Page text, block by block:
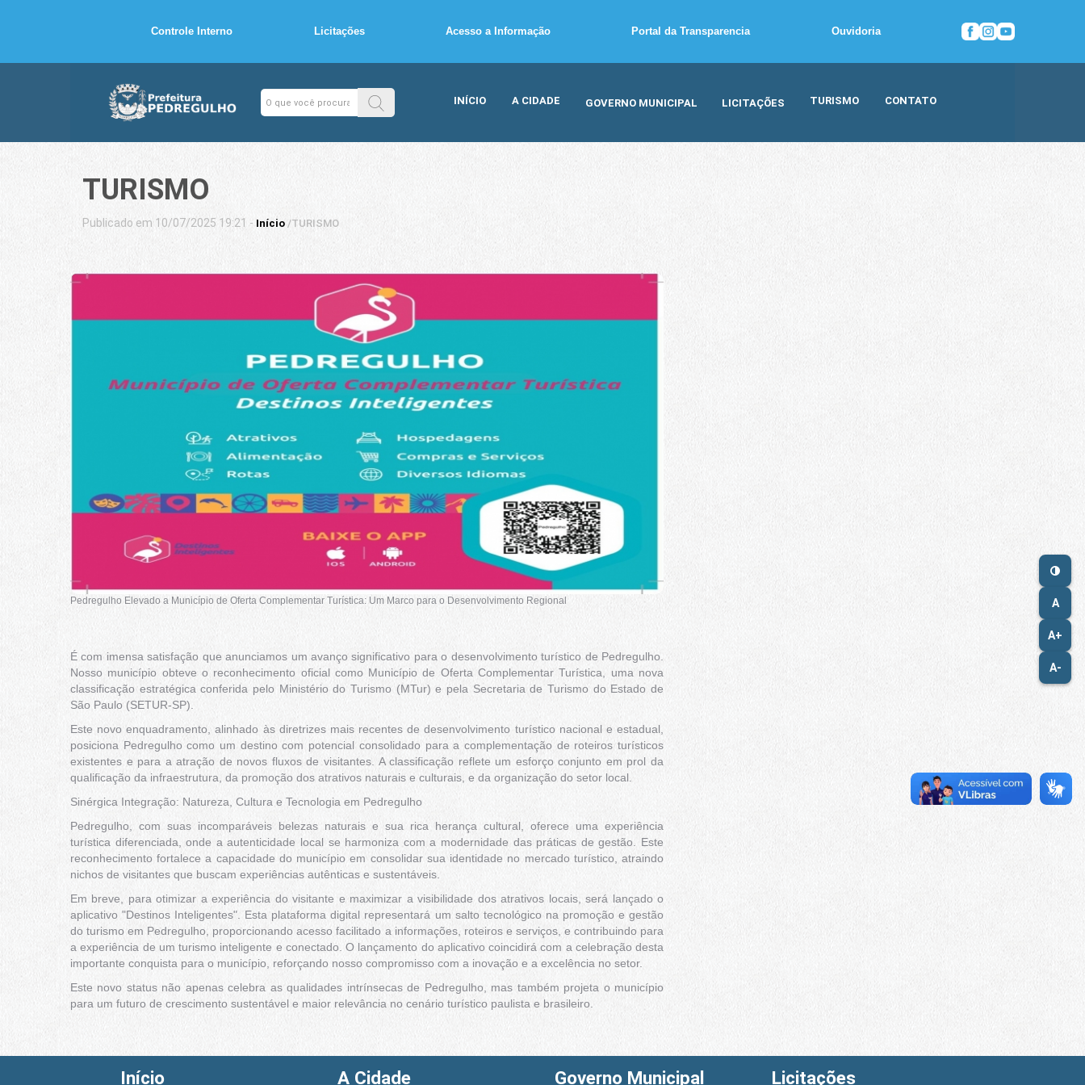
Controle Interno Licitações Acesso a Informação Portal da Transparencia Ouvidoria
INÍCIO A CIDADE GOVERNO MUNICIPAL LICITAÇÕES TURISMO CONTATO
A
A+
A-
TURISMO
Publicado em 10/07/2025 19:21 - Início /TURISMO
Pedregulho Elevado a Município de Oferta Complementar Turística: Um Marco para o Desenvolvimento Regional
É com imensa satisfação que anunciamos um avanço significativo para o desenvolvimento turístico de Pedregulho.
Nosso município obteve o reconhecimento oficial como Município de Oferta Complementar Turística, uma nova
classificação estratégica conferida pelo Ministério do Turismo (MTur) e pela Secretaria de Turismo do Estado de
São Paulo (SETUR-SP).
Este novo enquadramento, alinhado às diretrizes mais recentes de desenvolvimento turístico nacional e estadual,
posiciona Pedregulho como um destino com potencial consolidado para a complementação de roteiros turísticos
existentes e para a atração de novos fluxos de visitantes. A classificação reflete um esforço conjunto em prol da
qualificação da infraestrutura, da promoção dos atrativos naturais e culturais, e da organização do setor local.
Sinérgica Integração: Natureza, Cultura e Tecnologia em Pedregulho
Pedregulho, com suas incomparáveis belezas naturais e sua rica herança cultural, oferece uma experiência
turística diferenciada, onde a autenticidade local se harmoniza com a modernidade das práticas de gestão. Este
reconhecimento fortalece a capacidade do município em consolidar sua identidade no mercado turístico, atraindo
nichos de visitantes que buscam experiências autênticas e sustentáveis.
Em breve, para otimizar a experiência do visitante e maximizar a visibilidade dos atrativos locais, será lançado o
aplicativo "Destinos Inteligentes". Esta plataforma digital representará um salto tecnológico na promoção e gestão
do turismo em Pedregulho, proporcionando acesso facilitado a informações, roteiros e serviços, e contribuindo para
a experiência de um turismo inteligente e conectado. O lançamento do aplicativo coincidirá com a celebração desta
importante conquista para o município, reforçando nosso compromisso com a inovação e a excelência no setor.
Este novo status não apenas celebra as qualidades intrínsecas de Pedregulho, mas também projeta o município
para um futuro de crescimento sustentável e maior relevância no cenário turístico paulista e brasileiro.
Início A Cidade Governo Municipal Licitações